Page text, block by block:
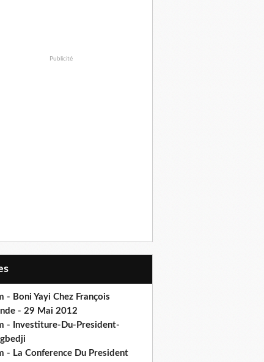
Publicité
- Boni Yayi Chez François
- 29 Mai 2012
- Investiture-Du-President-
- La Conference Du President